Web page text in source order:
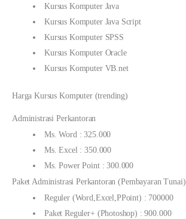
Kursus Komputer Java
Kursus Komputer Java Script
Kursus Komputer SPSS
Kursus Komputer Oracle
Kursus Komputer VB.net
Harga Kursus Komputer (trending)
Administrasi Perkantoran
Ms. Word : 325.000
Ms. Excel : 350.000
Ms. Power Point : 300.000
Paket Administrasi Perkantoran (Pembayaran Tunai)
Reguler (Word,Excel,PPoint) : 700000
Paket Reguler+ (Photoshop) : 900.000